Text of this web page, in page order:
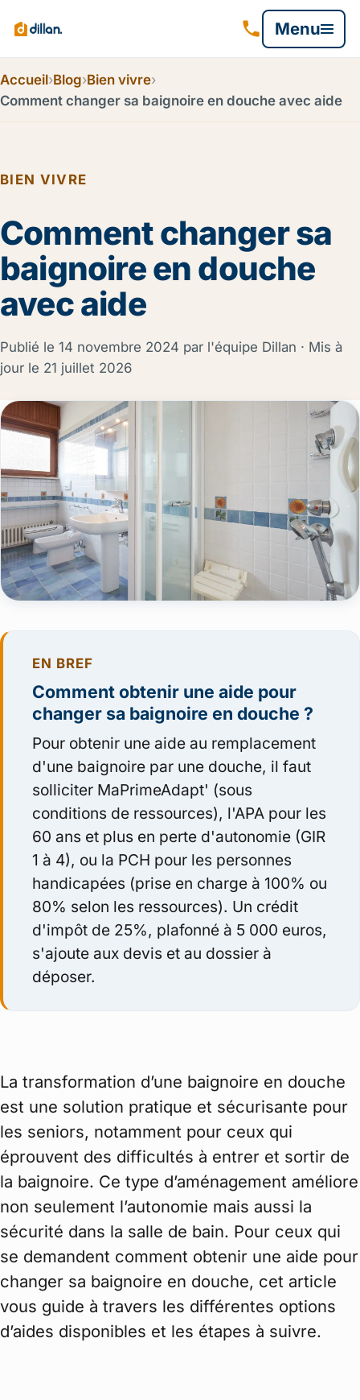
Menu
Accueil›Blog›Bien vivre›
Comment changer sa baignoire en douche avec aide
BIEN VIVRE
Comment changer sa
baignoire en douche
avec aide
Publié le 14 novembre 2024 par l'équipe Dillan · Mis à
jour le 21 juillet 2026
EN BREF
Comment obtenir une aide pour
changer sa baignoire en douche ?
Pour obtenir une aide au remplacement
d'une baignoire par une douche, il faut
solliciter MaPrimeAdapt' (sous
conditions de ressources), l'APA pour les
60 ans et plus en perte d'autonomie (GIR
1 à 4), ou la PCH pour les personnes
handicapées (prise en charge à 100% ou
80% selon les ressources). Un crédit
d'impôt de 25%, plafonné à 5 000 euros,
s'ajoute aux devis et au dossier à
déposer.
La transformation d’une baignoire en douche
est une solution pratique et sécurisante pour
les seniors, notamment pour ceux qui
éprouvent des difficultés à entrer et sortir de
la baignoire. Ce type d’aménagement améliore
non seulement l’autonomie mais aussi la
sécurité dans la salle de bain. Pour ceux qui
se demandent comment obtenir une aide pour
changer sa baignoire en douche, cet article
vous guide à travers les différentes options
d’aides disponibles et les étapes à suivre.